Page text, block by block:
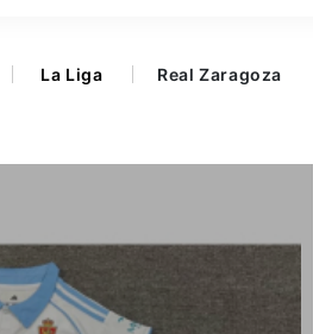
La Liga Real Zaragoza